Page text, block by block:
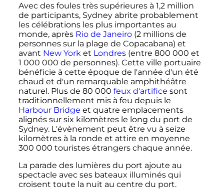
Avec des foules très supérieures à 1,2 million
de participants, Sydney abrite probablement
les célébrations les plus importantes au
monde, après Rio de Janeiro(2 millionsde
personnes sur la plage de Copacabana) et
avant New Yorket Londres(entre 800 000 et
1 000 000 de personnes). Cette ville portuaire
bénéficie à cette époque de l'année d'un été
chaud et d'un remarquable amphithéâtre
naturel. Plus de 80 000 feux d'artifice sont
traditionnellement mis à feu depuis le
Harbour Bridge et quatre emplacements
alignés sur six kilomètres le long du port de
Sydney. L'évènement peut être vu à seize
kilomètres à la ronde et attire en moyenne
300 000 touristesétrangers chaque année.
La parade des lumières du port ajoute au
spectacle avec ses bateaux illuminés qui
croisent toute la nuit au centre du port.